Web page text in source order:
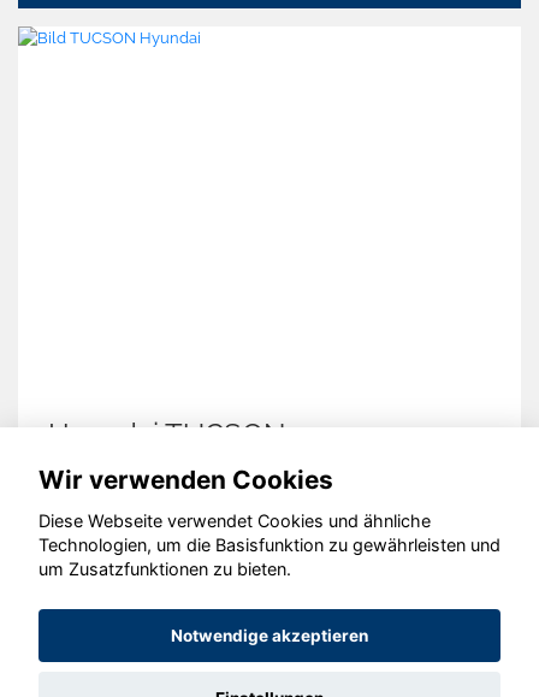
Hyundai TUCSON
© konjunkturmotor.de GmbH 2020 - 2026
Wir verwenden Cookies
Diese Webseite verwendet Cookies und ähnliche
Technologien, um die Basisfunktion zu gewährleisten und
um Zusatzfunktionen zu bieten.
Notwendige akzeptieren